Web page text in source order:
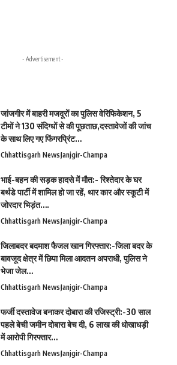
- Advertisement -
जांजगीर में बाहरी मजदूरों का पुलिस वेरिफिकेशन, 5
टीमों ने 130 संदिग्धों से की पूछताछ,दस्तावेजों की जांच
के साथ लिए गए फिंगरप्रिंट…
Chhattisgarh NewsJanjgir-Champa
भाई-बहन की सड़क हादसे में मौत:- रिश्तेदार के घर
बर्थडे पार्टी में शामिल हो जा रहें, थार कार और स्कूटी में
जोरदार भिड़ंत….
Chhattisgarh NewsJanjgir-Champa
जिलाबदर बदमाश फैजल खान गिरफ्तार:-जिला बदर के
बावजूद क्षेत्र में छिपा मिला आदतन अपराधी, पुलिस ने
भेजा जेल…
Chhattisgarh NewsJanjgir-Champa
फर्जी दस्तावेज बनाकर दोबारा की रजिस्ट्री:-30 साल
पहले बेची जमीन दोबारा बेच दी, 6 लाख की धोखाधड़ी
में आरोपी गिरफ्तार…
Chhattisgarh NewsJanjgir-Champa